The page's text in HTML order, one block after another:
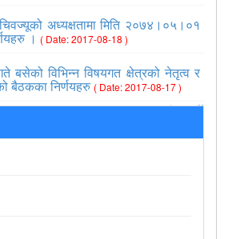
अध्यक्षतामा मिति २०७४।०५।०१
। ( Date: 2017-08-18 )
बसेको विभिन्न विषयगत क्षेत्रको नेतृत्व र
बैठकका निर्णयहरु ( Date: 2017-08-17 )
>>view all